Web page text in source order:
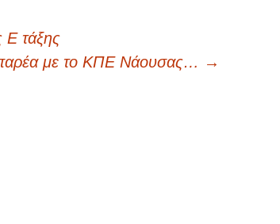
Ε τάξης
παρέα με το ΚΠΕ Νάουσας… →